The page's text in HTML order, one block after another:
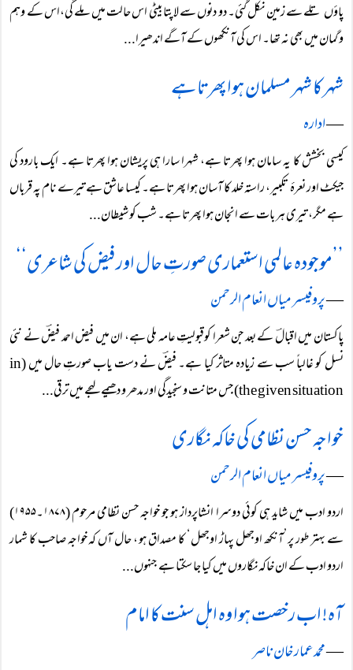
پاؤں تلے سے زمین نکل گئی۔ دو دنوں سے لاپتا بیٹی اس حالت میں ملے گی،اس کے وہم
و گمان میں بھی نہ تھا۔ اس کی آنکھوں کے آگے اندھیرا...
شہر کا شہر مسلمان ہوا پھرتا ہے
―ادارہ
کیسی بخشش کا یہ سامان ہوا پھرتا ہے، شہرا سارا ہی پریشان ہوا پھرتا ہے۔ ایک بارود کی
جیکٹ اور نعرۂ تکبیر، راستہ خلد کا آسان ہوا پھرتا ہے۔ کیسا عاشق ہے تیرے نام پہ قرباں
ہے مگر، تیری ہر بات سے انجان ہوا پھرتا ہے۔ شب کو شیطان...
’’موجودہ عالمی استعماری صورتِ حال اور فیض کی شاعری‘‘
―پروفیسر میاں انعام الرحمن
پاکستان میں اقبالؔ کے بعد جن شعرا کوقبولیتِ عامہ ملی ہے، ان میں فیض احمد فیضؔ نے نئی
نسل کو غالباً سب سے زیادہ متاثر کیا ہے۔ فیضؔ نے دست یاب صورتِ حال میں (in
the given situation) جس متانت و سنجیدگی اور مدھر و دھیمے لہجے میں ترقی...
خواجہ حسن نظامی کی خاکہ نگاری
―پروفیسر میاں انعام الرحمن
اردو ادب میں شاید ہی کوئی دوسرا انشاپرداز ہو جو خواجہ حسن نظامی مرحوم (۱۸۷۸۔۱۹۵۵)
سے بہتر طور پر ’آنکھ اوجھل پہاڑ اوجھل ‘ کا مصداق ہو ، حال آں کہ خواجہ صاحب کا شمار
اردو ادب کے ان خاکہ نگاروں میں کیا جا سکتا ہے جنہوں...
آہ! اب رخصت ہوا وہ اہل سنت کا امام
―محمد عمار خان ناصر